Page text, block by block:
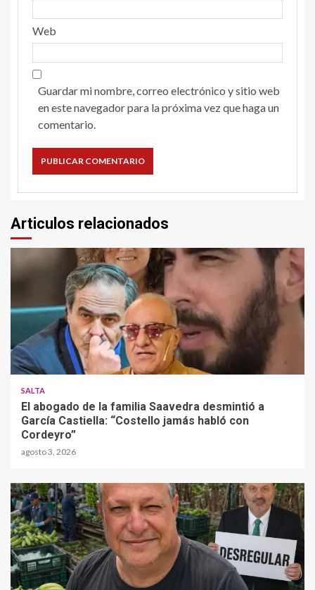
Web
Guardar mi nombre, correo electrónico y sitio web
en este navegador para la próxima vez que haga un
comentario.
Articulos relacionados
SALTA
El abogado de la familia Saavedra desmintió a
García Castiella: “Costello jamás habló con
Cordeyro”
agosto 3, 2026